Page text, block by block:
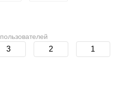
пользователей
3 2 1